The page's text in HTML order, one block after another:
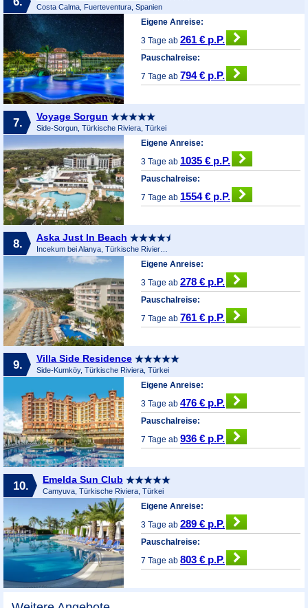
Costa Calma, Fuerteventura, Spanien
Eigene Anreise:
3 Tage ab261 € p.P.
Pauschalreise:
7 Tage ab 794 € p.P.
7. Voyage Sorgun
Side-Sorgun, Türkische Riviera, Türkei
Eigene Anreise:
3 Tage ab 1035 € p.P.
Pauschalreise:
7 Tage ab 1554 € p.P.
8. Aska Just In Beach
Incekum bei Alanya, Türkische Riviera, Türkei
Eigene Anreise:
3 Tage ab278 € p.P.
Pauschalreise:
7 Tage ab761 € p.P.
9. Villa Side Residence
Side-Kumköy, Türkische Riviera, Türkei
Eigene Anreise:
3 Tage ab476 € p.P.
Pauschalreise:
7 Tage ab936 € p.P.
10. Emelda Sun Club
Camyuva, Türkische Riviera, Türkei
Eigene Anreise:
3 Tage ab289 € p.P.
Pauschalreise:
7 Tage ab803 € p.P.